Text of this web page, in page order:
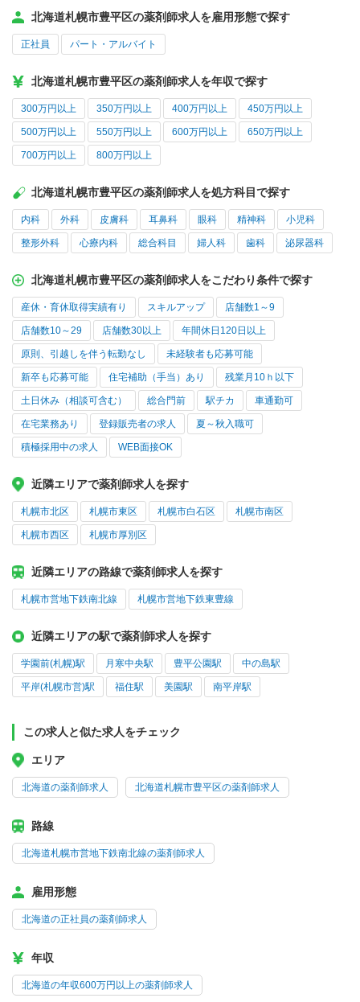
北海道札幌市豊平区の薬剤師求人を雇用形態で探す
正社員 パート・アルバイト
北海道札幌市豊平区の薬剤師求人を年収で探す
300万円以上 350万円以上 400万円以上 450万円以上
500万円以上 550万円以上 600万円以上 650万円以上
700万円以上 800万円以上
北海道札幌市豊平区の薬剤師求人を処方科目で探す
内科 外科 皮膚科 耳鼻科 眼科 精神科 小児科
整形外科 心療内科 総合科目 婦人科 歯科 泌尿器科
北海道札幌市豊平区の薬剤師求人をこだわり条件で探す
産休・育休取得実績有り スキルアップ 店舗数1～9
店舗数10～29 店舗数30以上 年間休日120日以上
原則、引越しを伴う転勤なし 未経験者も応募可能
新卒も応募可能 住宅補助（手当）あり 残業月10ｈ以下
土日休み（相談可含む） 総合門前 駅チカ 車通勤可
在宅業務あり 登録販売者の求人 夏～秋入職可
積極採用中の求人 WEB面接OK
近隣エリアで薬剤師求人を探す
札幌市北区 札幌市東区 札幌市白石区 札幌市南区
札幌市西区 札幌市厚別区
近隣エリアの路線で薬剤師求人を探す
札幌市営地下鉄南北線 札幌市営地下鉄東豊線
近隣エリアの駅で薬剤師求人を探す
学園前(札幌)駅 月寒中央駅 豊平公園駅 中の島駅
平岸(札幌市営)駅 福住駅 美園駅 南平岸駅
この求人と似た求人をチェック
エリア
北海道の薬剤師求人 北海道札幌市豊平区の薬剤師求人
路線
北海道札幌市営地下鉄南北線の薬剤師求人
雇用形態
北海道の正社員の薬剤師求人
年収
北海道の年収600万円以上の薬剤師求人